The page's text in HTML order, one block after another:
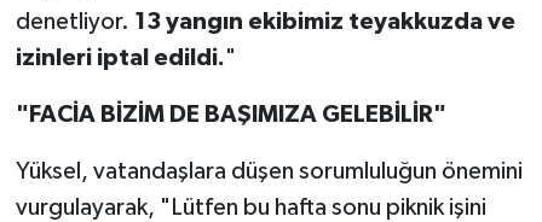
denetliyor. 13 yangın ekibimiz teyakkuzda ve
izinleri iptal edildi."
"FACİA BİZİM DE BAŞIMIZA GELEBİLİR"
Yüksel, vatandaşlara düşen sorumluluğun önemini
vurgulayarak, "Lütfen bu hafta sonu piknik işini